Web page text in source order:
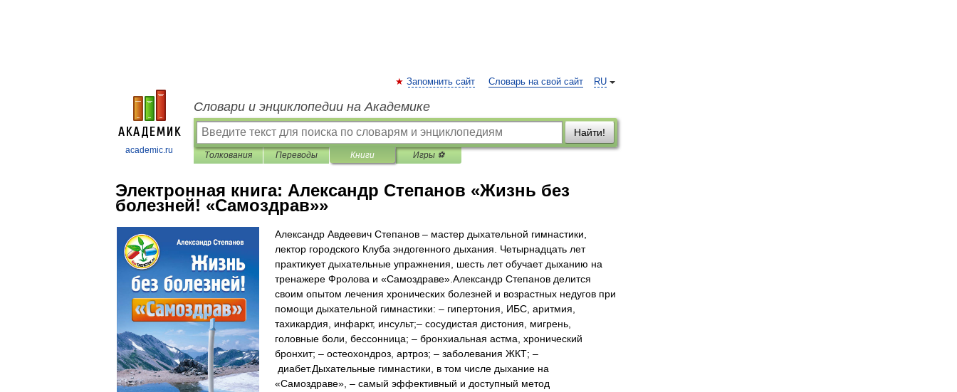
academic.ru
RU
Запомнить сайт Словарь на свой сайт
Словари и энциклопедии на Академике
Найти!
Толкования Переводы Книги Игры ⚽
Электронная книга: Александр Степанов «Жизнь без
болезней! «Самоздрав»»
Александр Авдеевич Степанов – мастер дыхательной гимнастики,
лектор городского Клуба эндогенного дыхания. Четырнадцать лет
практикует дыхательные упражнения, шесть лет обучает дыханию на
тренажере Фролова и «Самоздраве».Александр Степанов делится
своим опытом лечения хронических болезней и возрастных недугов при
помощи дыхательной гимнастики: – гипертония, ИБС, аритмия,
тахикардия, инфаркт, инсульт;– сосудистая дистония, мигрень,
головные боли, бессонница; – бронхиальная астма, хронический
бронхит; – остеохондроз, артроз; – заболевания ЖКТ; –
диабет.Дыхательные гимнастики, в том числе дыхание на
«Самоздраве», – самый эффективный и доступный метод